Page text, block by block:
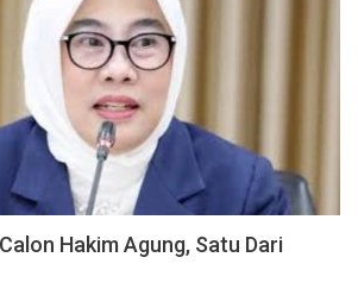
Hakim Agung, Satu Dari